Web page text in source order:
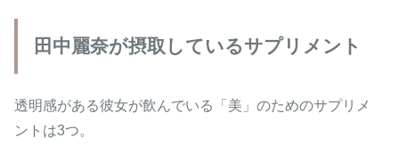
田中麗奈が摂取しているサプリメント
透明感がある彼女が飲んでいる「美」のためのサプリメ
ントは3つ。